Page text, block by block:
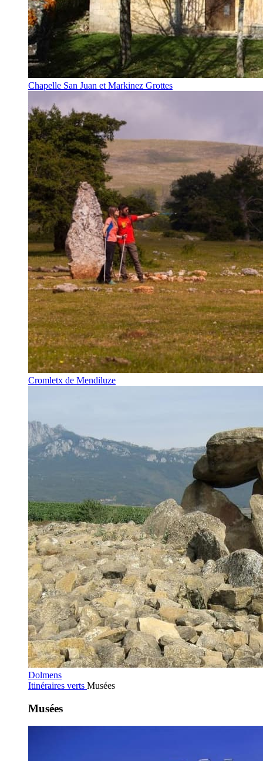
Chapelle San Juan et Markinez Grottes
Cromletx de Mendiluze
Dolmens
Itinéraires verts Musées
Musées